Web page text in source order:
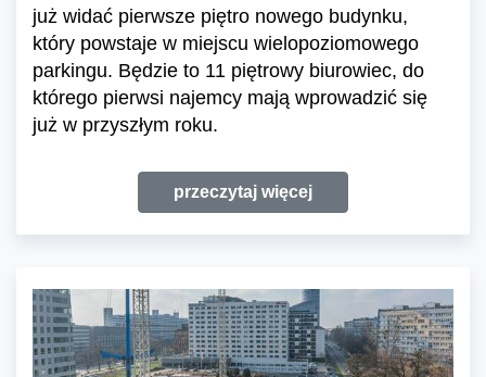
już widać pierwsze piętro nowego budynku,
który powstaje w miejscu wielopoziomowego
parkingu. Będzie to 11 piętrowy biurowiec, do
którego pierwsi najemcy mają wprowadzić się
już w przyszłym roku.
przeczytaj więcej